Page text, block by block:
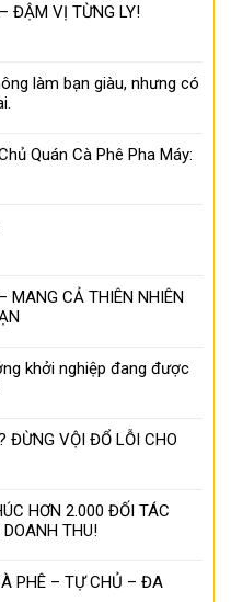
ĐẬM VỊ TỪNG LY!
làm bạn giàu, nhưng có
Quán Cà Phê Pha Máy:
MANG CẢ THIÊN NHIÊN
khởi nghiệp đang được
ĐỪNG VỘI ĐỔ LỖI CHO
HƠN 2.000 ĐỐI TÁC
DOANH THU!
PHÊ – TỰ CHỦ – ĐA